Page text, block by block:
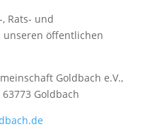
Rats- und
unseren öffentlichen
Goldbach e.V.,
Goldbach